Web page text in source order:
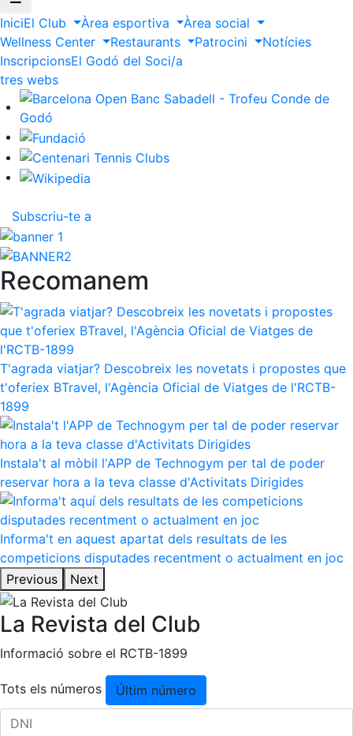
IniciEl Club Àrea esportiva
Àrea social
Wellness Center
Restaurants Patrocini
Notícies
InscripcionsEl Godó del Soci/a
webs
Subscriu-te a
Recomanem
T'agrada viatjar? Descobreix les novetats i propostes que
t'oferiex BTravel, l'Agència Oficial de Viatges de l'RCTB-
1899
Instala't al mòbil l'APP de Technogym per tal de poder
reservar hora a la teva classe d'Activitats Dirigides
Informa't en aquest apartat dels resultats de les
competicions disputades recentment o actualment en joc
Previous
Next
La Revista del Club
Informació sobre el RCTB-1899
Tots els números Últim número